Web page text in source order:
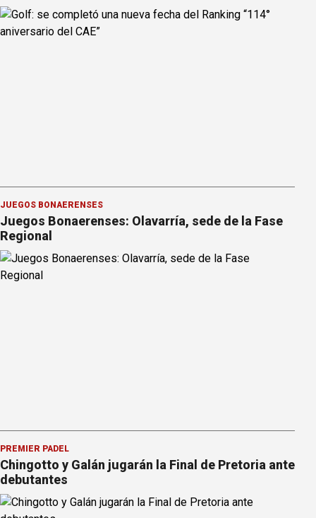
JUEGOS BONAERENSES
Juegos Bonaerenses: Olavarría, sede de la Fase
Regional
PREMIER PÁDEL
Chingotto y Galán jugarán la Final de Pretoria ante
debutantes